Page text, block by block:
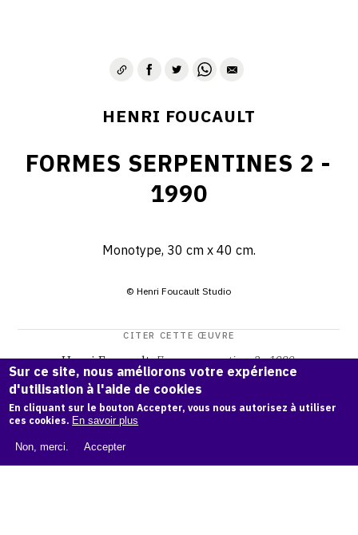
HENRI FOUCAULT
FORMES SERPENTINES 2 -
1990
Monotype, 30 cm x 40 cm.
© Henri Foucault Studio
CITER CETTE ŒUVRE
Henri Foucault,Formes serpentines 2 - 1990.
Catalogue raisonné Henri Foucault, OAM.
COPIER LA CITATION
Sur ce site, nous améliorons votre expérience
d'utilisation à l'aide de cookies
En cliquant sur le bouton Accepter, vous nous autorisez à utiliser
ces cookies. En savoir plus
Non, merci. Accepter